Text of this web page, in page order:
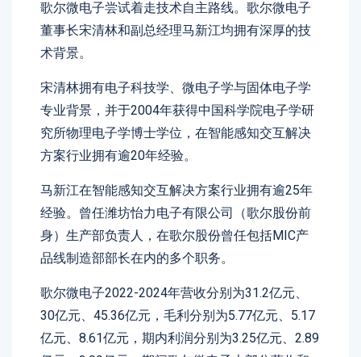
歌尔微电子尝试着走技术自主路线。歌尔微电子
董事长宋清林和副总经理马新江均拥有深厚的技
术背景。
宋清林拥有电子科技学、微电子学与固体电子学
专业背景，并于2004年获得中国科学院电子学研
究所物理电子学博士学位，在智能感知交互解决
方案行业拥有逾20年经验。
马新江在智能感知交互解决方案行业拥有逾25年
经验。曾任潍坊怡力电子有限公司（歌尔股份前
身）生产部负责人，在歌尔股份曾任包括MIC产
品线制造部部长在内的多个职务。
歌尔微电子2022-2024年营收分别为31.2亿元、
30亿元、45.36亿元，毛利分别为5.77亿元、5.17
亿元、8.61亿元，期内利润分别为3.25亿元、2.89